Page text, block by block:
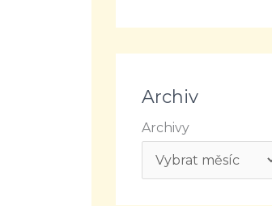
Archiv
Archivy